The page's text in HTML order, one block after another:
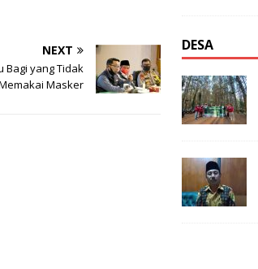
NEXT
Bagi yang Tidak
Masker
DESA